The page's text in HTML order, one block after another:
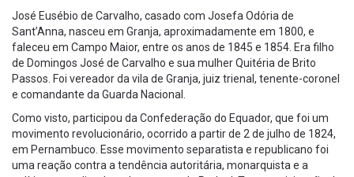
José Eusébio de Carvalho, casado com Josefa Odória de
Sant’Anna, nasceu em Granja, aproximadamente em 1800, e
faleceu em Campo Maior, entre os anos de 1845 e 1854. Era filho
de Domingos José de Carvalho e sua mulher Quitéria de Brito
Passos. Foi vereador da vila de Granja, juiz trienal, tenente-coronel
e comandante da Guarda Nacional.
Como visto, participou da Confederação do Equador, que foi um
movimento revolucionário, ocorrido a partir de 2 de julho de 1824,
em Pernambuco. Esse movimento separatista e republicano foi
uma reação contra a tendência autoritária, monarquista e a